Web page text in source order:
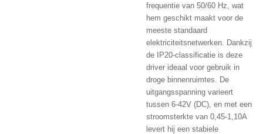
frequentie van 50/60 Hz, wat
hem geschikt maakt voor de
meeste standaard
elektriciteitsnetwerken.
Dankzij
de IP20-classificatie is deze
driver ideaal voor gebruik in
droge binnenruimtes.
De
uitgangsspanning varieert
tussen 6-42V (DC), en met een
stroomsterkte van 0,45-1,10A
levert hij een stabiele